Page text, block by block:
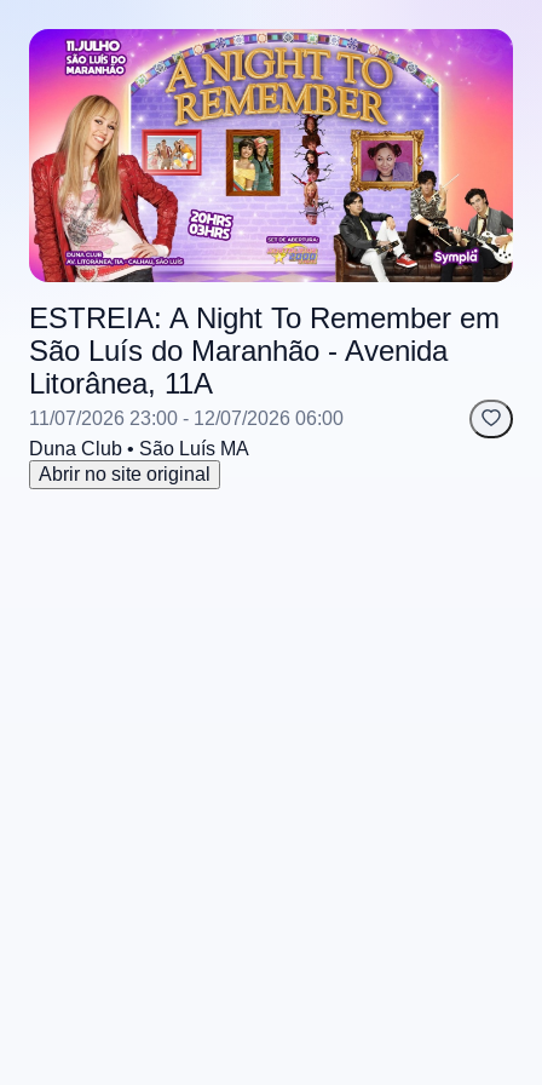
ESTREIA: A Night To Remember em
São Luís do Maranhão - Avenida
Litorânea, 11A
11/07/2026 23:00 - 12/07/2026 06:00
Duna Club • São Luís MA
Abrir no site original